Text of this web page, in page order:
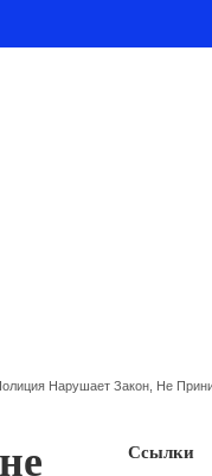
Нарушает Закон, Не
Ссылки